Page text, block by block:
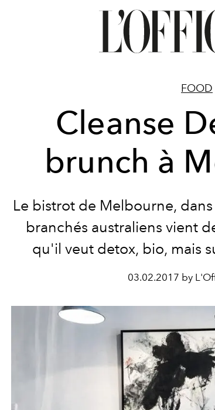
FOOD
Cleanse
brunch à
Le bistrot de Melbourne,
branchés australiens vient
qu'il veut detox, bio, mais
03.02.2017 by